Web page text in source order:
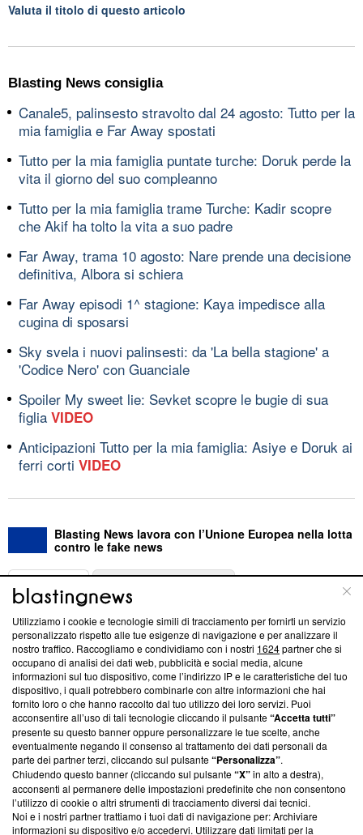
Valuta il titolo di questo articolo
Blasting News consiglia
Canale5, palinsesto stravolto dal 24 agosto: Tutto per la
mia famiglia e Far Away spostati
Tutto per la mia famiglia puntate turche: Doruk perde la
vita il giorno del suo compleanno
Tutto per la mia famiglia trame Turche: Kadir scopre
che Akif ha tolto la vita a suo padre
Far Away, trama 10 agosto: Nare prende una decisione
definitiva, Albora si schiera
Far Away episodi 1^ stagione: Kaya impedisce alla
cugina di sposarsi
Sky svela i nuovi palinsesti: da 'La bella stagione' a
'Codice Nero' con Guanciale
Spoiler My sweet lie: Sevket scopre le bugie di sua
figlia VIDEO
Anticipazioni Tutto per la mia famiglia: Asiye e Doruk ai
ferri corti VIDEO
Blasting News lavora con l’Unione Europea nella lotta
contro le fake news
ABOUT
Questa sezione offre informazioni trasparenti su Blasting
News, sui nostri processi editoriali e su come ci impegniamo a
creare news di qualità. Inoltre, afferma la nostra aderenza a
‘Trust Project - News with Integrity’Blasting News non è
ancora membro del programma, ma ha richiesto di farne
parte; Trust Project non ha ancora effettuato una verifica di
conformità agli standard.
Su di noi
Team editoriale
Corporate
Utilizziamo i cookie e tecnologie simili di tracciamento per fornirti un servizio
personalizzato rispetto alle tue esigenze di navigazione e per analizzare il
nostro traffico. Raccogliamo e condividiamo con i nostri 1624partner che si
occupano di analisi dei dati web, pubblicità e social media, alcune
informazioni sul tuo dispositivo, come l’indirizzo IP e le caratteristiche del tuo
dispositivo, i quali potrebbero combinarle con altre informazioni che hai
fornito loro o che hanno raccolto dal tuo utilizzo dei loro servizi. Puoi
acconsentire all’uso di tali tecnologie cliccando il pulsante“Accetta tutti”
presente su questo banner oppure personalizzare le tue scelte, anche
eventualmente negando il consenso al trattamento dei dati personali da
parte dei partner terzi, cliccando sul pulsante“Personalizza”.
Chiudendo questo banner (cliccando sul pulsante“X”in alto a destra),
acconsenti al permanere delle impostazioni predefinite che non consentono
l’utilizzo di cookie o altri strumenti di tracciamento diversi dai tecnici.
Noi e i nostri partner trattiamo i tuoi dati di navigazione per: Archiviare
informazioni su dispositivo e/o accedervi. Utilizzare dati limitati per la